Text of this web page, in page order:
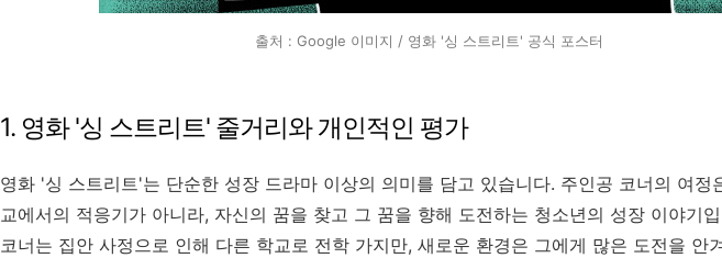
출처 : Google 이미지 / 영화 '싱 스트리트' 공식 포스터
1. 영화 '싱 스트리트' 줄거리와 개인적인 평가
영화 '싱 스트리트'는 단순한 성장 드라마 이상의 의미를 담고 있습니다. 주인공 코너의 여정
교에서의 적응기가 아니라, 자신의 꿈을 찾고 그 꿈을 향해 도전하는 청소년의 성장 이야기
코너는 집안 사정으로 인해 다른 학교로 전학 가지만, 새로운 환경은 그에게 많은 도전을 안